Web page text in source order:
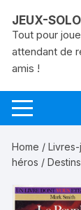
contenu
JEUX-
Tout pour
attendant de
amis !
Home /
héros /Destins